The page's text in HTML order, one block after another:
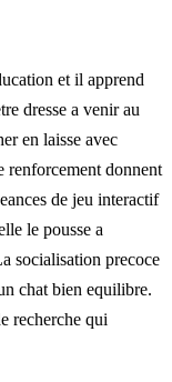
et il apprend
dresse a venir au
en laisse avec
renforcement donnent
de jeu interactif
le pousse a
socialisation precoce
chat bien equilibre.
recherche qui